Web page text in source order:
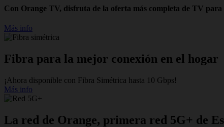
Con Orange TV, disfruta de la oferta más completa de TV
Más info
Fibra para la mejor conexión en el hogar
¡Ahora disponible con Fibra Simétrica hasta 10 Gbps!
Más info
La red de Orange, primera red 5G+ de